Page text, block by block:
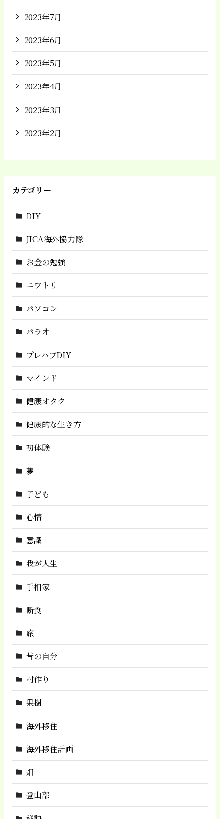
2023年7月
2023年6月
2023年5月
2023年4月
2023年3月
2023年2月
カテゴリー
DIY
JICA海外協力隊
お金の勉強
ニワトリ
パソコン
パラオ
プレハブDIY
マインド
健康オタク
健康的な生き方
初体験
夢
子ども
心情
意識
我が人生
手相家
断食
旅
昔の自分
村作り
果樹
海外移住
海外移住計画
畑
登山部